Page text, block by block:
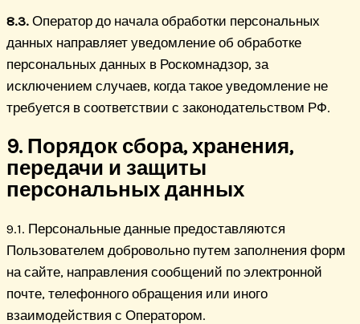
8.3. Оператор до начала обработки персональных
данных направляет уведомление об обработке
персональных данных в Роскомнадзор, за
исключением случаев, когда такое уведомление не
требуется в соответствии с законодательством РФ.
9. Порядок сбора, хранения,
передачи и защиты
персональных данных
9.1. Персональные данные предоставляются
Пользователем добровольно путем заполнения форм
на сайте, направления сообщений по электронной
почте, телефонного обращения или иного
взаимодействия с Оператором.